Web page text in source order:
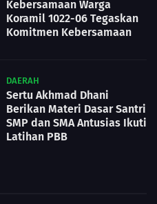
Kebersamaan Warga
Koramil 1022-06 Tegaskan
Komitmen Kebersamaan
DAERAH
Sertu Akhmad Dhani
Berikan Materi Dasar Santri
SMP dan SMA Antusias Ikuti
Latihan PBB